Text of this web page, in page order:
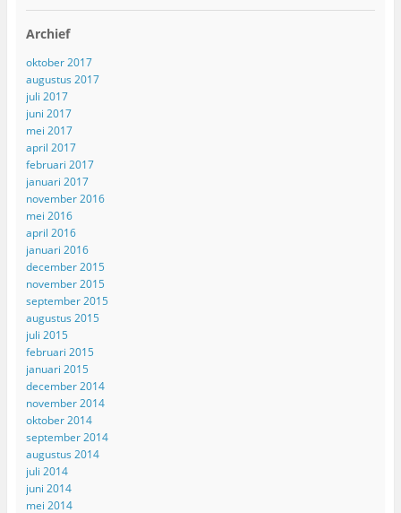
Archief
oktober 2017
augustus 2017
juli 2017
juni 2017
mei 2017
april 2017
februari 2017
januari 2017
november 2016
mei 2016
april 2016
januari 2016
december 2015
november 2015
september 2015
augustus 2015
juli 2015
februari 2015
januari 2015
december 2014
november 2014
oktober 2014
september 2014
augustus 2014
juli 2014
juni 2014
mei 2014